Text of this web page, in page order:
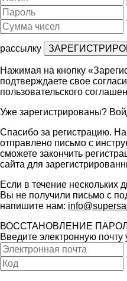
рассылку
Нажимая на кнопку
подтверждаете свое
пользовательского
Уже зарегистрированы?
Спасибо за регистрацию.
отправлено письмо с
сможете закончить
сайта для
Если в течение
Вы не получили письмо с
напишите нам:
ВОССТАНОВЛЕНИЕ
Введите электронную почту